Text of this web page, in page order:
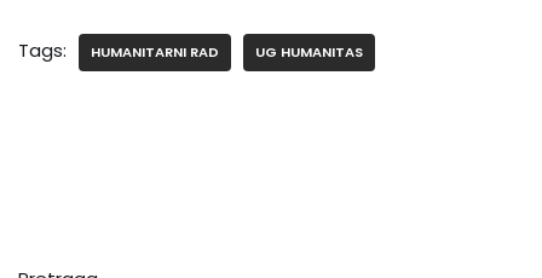
Tags: HUMANITARNI RAD UG HUMANITAS